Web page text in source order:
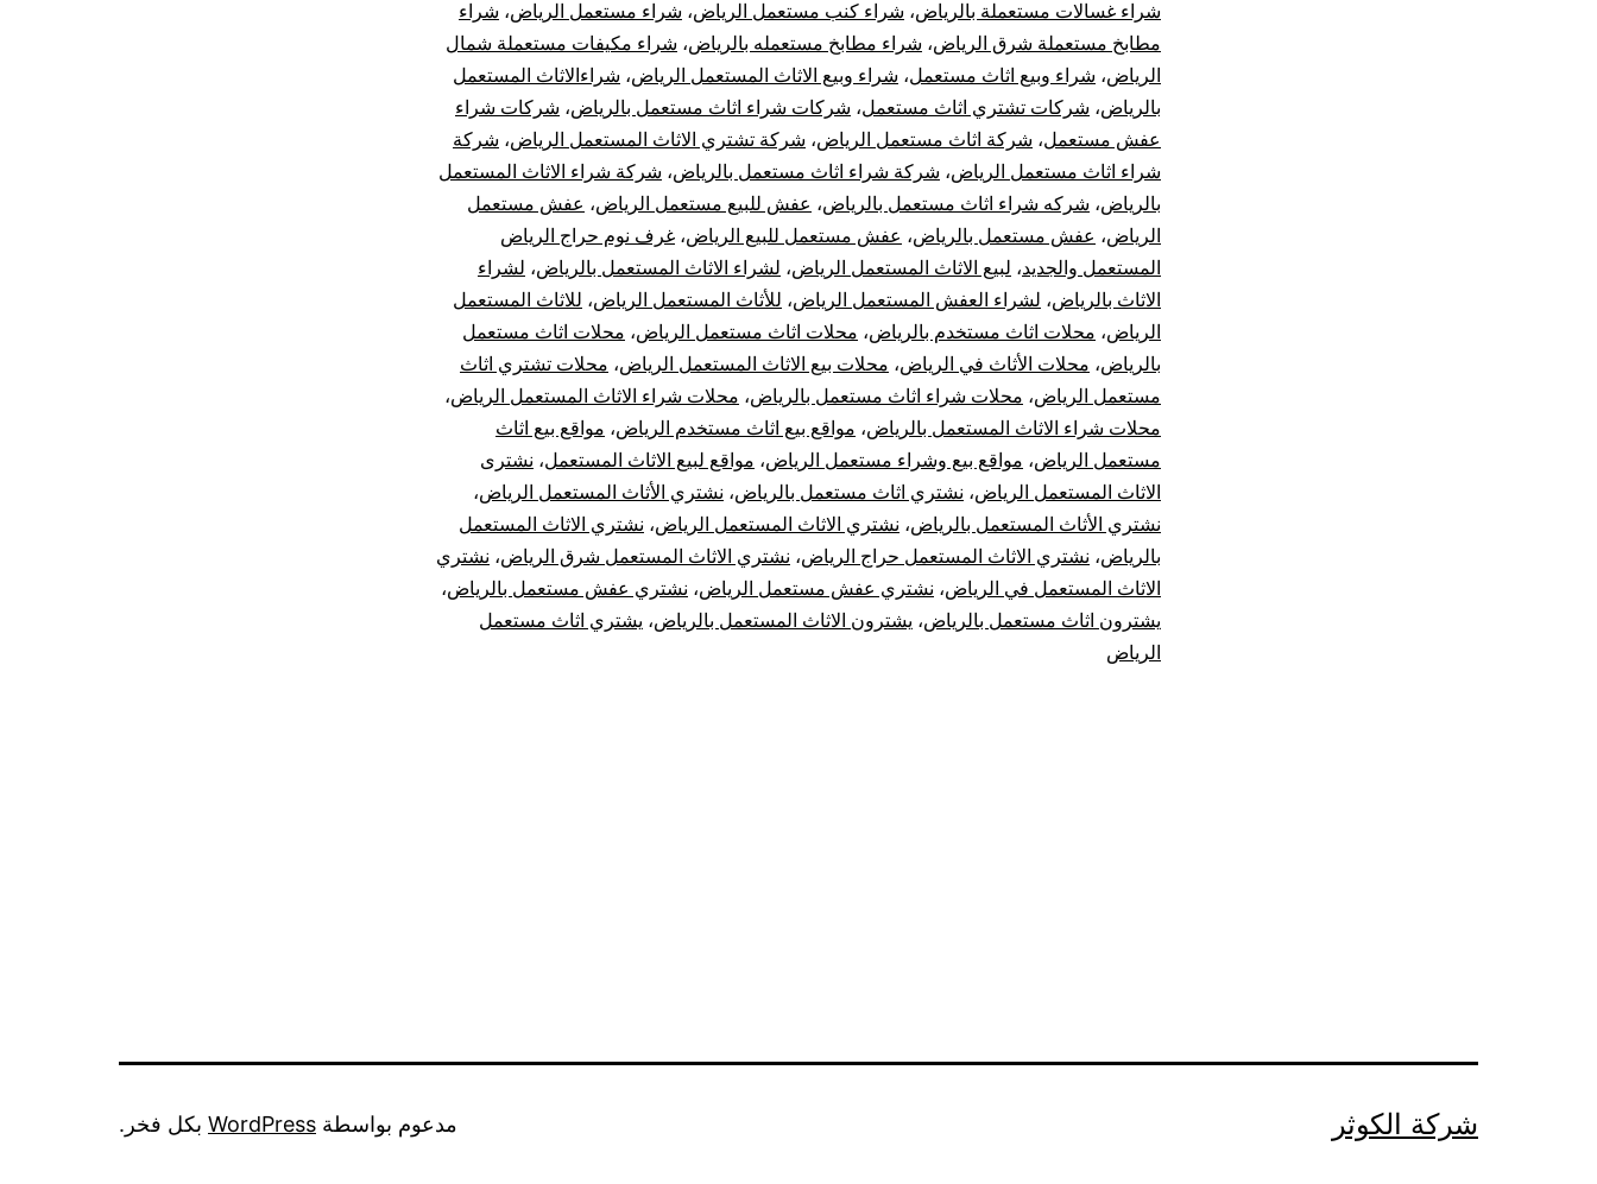
شراء غسالات مستعملة بالرياض، شراء كنب مستعمل الرياض، شراء مستعمل الرياض، شراء
مطابخ مستعملة شرق الرياض، شراء مطابخ مستعمله بالرياض، شراء مكيفات مستعملة شمال
الرياض، شراء وبيع اثاث مستعمل، شراء وبيع الاثاث المستعمل الرياض، شراءالاثاث المستعمل
بالرياض، شركات تشتري اثاث مستعمل، شركات شراء اثاث مستعمل بالرياض، شركات شراء
عفش مستعمل، شركة اثاث مستعمل الرياض، شركة تشتري الاثاث المستعمل الرياض، شركة
شراء اثاث مستعمل الرياض، شركة شراء اثاث مستعمل بالرياض، شركة شراء الاثاث المستعمل
بالرياض، شركه شراء اثاث مستعمل بالرياض، عفش للبيع مستعمل الرياض، عفش مستعمل
الرياض، عفش مستعمل بالرياض، عفش مستعمل للبيع الرياض، غرف نوم حراج الرياض
المستعمل والجديد، لبيع الاثاث المستعمل الرياض، لشراء الاثاث المستعمل بالرياض، لشراء
الاثاث بالرياض، لشراء العفش المستعمل الرياض، للأثاث المستعمل الرياض، للاثاث المستعمل
الرياض، محلات اثاث مستخدم بالرياض، محلات اثاث مستعمل الرياض، محلات اثاث مستعمل
بالرياض، محلات الأثاث في الرياض، محلات بيع الاثاث المستعمل الرياض، محلات تشتري اثاث
مستعمل الرياض، محلات شراء اثاث مستعمل بالرياض، محلات شراء الاثاث المستعمل الرياض،
محلات شراء الاثاث المستعمل بالرياض، مواقع بيع اثاث مستخدم الرياض، مواقع بيع اثاث
مستعمل الرياض، مواقع بيع وشراء مستعمل الرياض، مواقع لبيع الاثاث المستعمل، نشترى
الاثاث المستعمل الرياض، نشتري اثاث مستعمل بالرياض، نشتري الأثاث المستعمل الرياض،
نشتري الأثاث المستعمل بالرياض، نشتري الاثاث المستعمل الرياض، نشتري الاثاث المستعمل
بالرياض، نشتري الاثاث المستعمل حراج الرياض، نشتري الاثاث المستعمل شرق الرياض، نشتري
الاثاث المستعمل في الرياض، نشتري عفش مستعمل الرياض، نشتري عفش مستعمل بالرياض،
يشترون اثاث مستعمل بالرياض، يشترون الاثاث المستعمل بالرياض، يشتري اثاث مستعمل
الرياض
شركة الكوثر مدعوم بواسطة WordPress بكل فخر.